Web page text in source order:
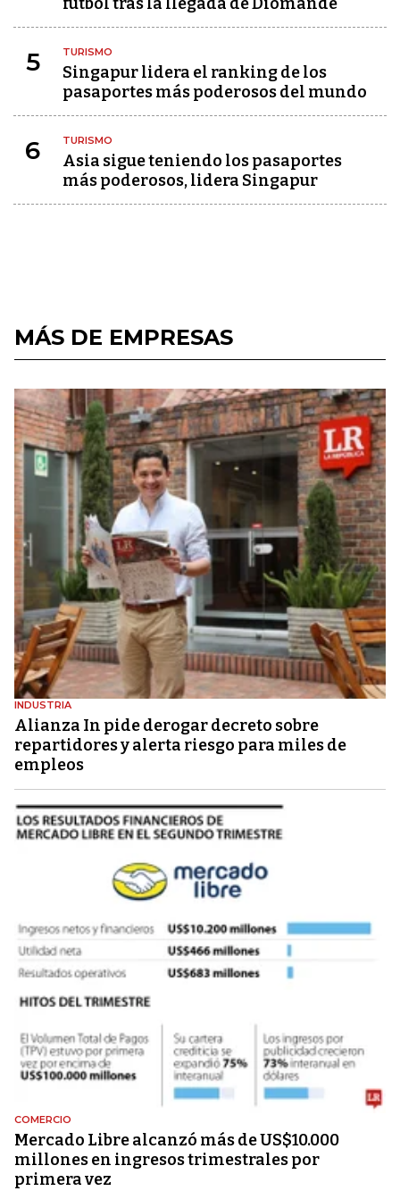
5 TURISMO
Singapur lidera el ranking de los
pasaportes más poderosos del mundo
6 TURISMO
Asia sigue teniendo los pasaportes
más poderosos, lidera Singapur
MÁS DE EMPRESAS
INDUSTRIA
Alianza In pide derogar decreto sobre
repartidores y alerta riesgo para miles de
empleos
COMERCIO
Mercado Libre alcanzó más de US$10.000
millones en ingresos trimestrales por
primera vez